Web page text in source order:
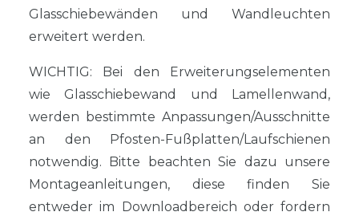
Glasschiebewänden und Wandleuchten
erweitert werden.
WICHTIG: Bei den Erweiterungselementen
wie Glasschiebewand und Lamellenwand,
werden bestimmte Anpassungen/Ausschnitte
an den Pfosten-Fußplatten/Laufschienen
notwendig. Bitte beachten Sie dazu unsere
Montageanleitungen, diese finden Sie
entweder im Downloadbereich oder fordern